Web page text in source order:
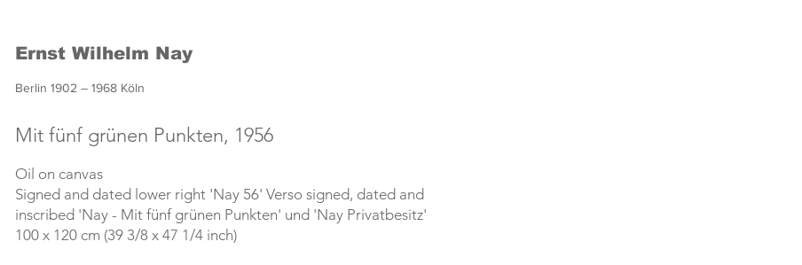
Ernst Wilhelm Nay
Berlin 1902 – 1968 Köln
Mit fünf grünen Punkten, 1956
Oil on canvas
Signed and dated lower right 'Nay 56' Verso signed, dated and
inscribed 'Nay - Mit fünf grünen Punkten' und 'Nay Privatbesitz'
100 x 120 cm (39 3/8 x 47 1/4 inch)